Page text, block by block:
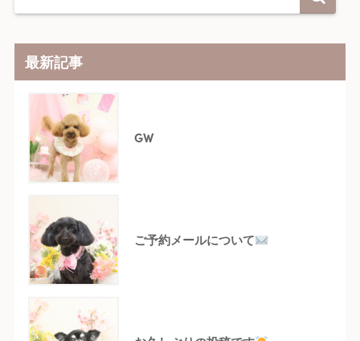
最新記事
GW
ご予約メールについて